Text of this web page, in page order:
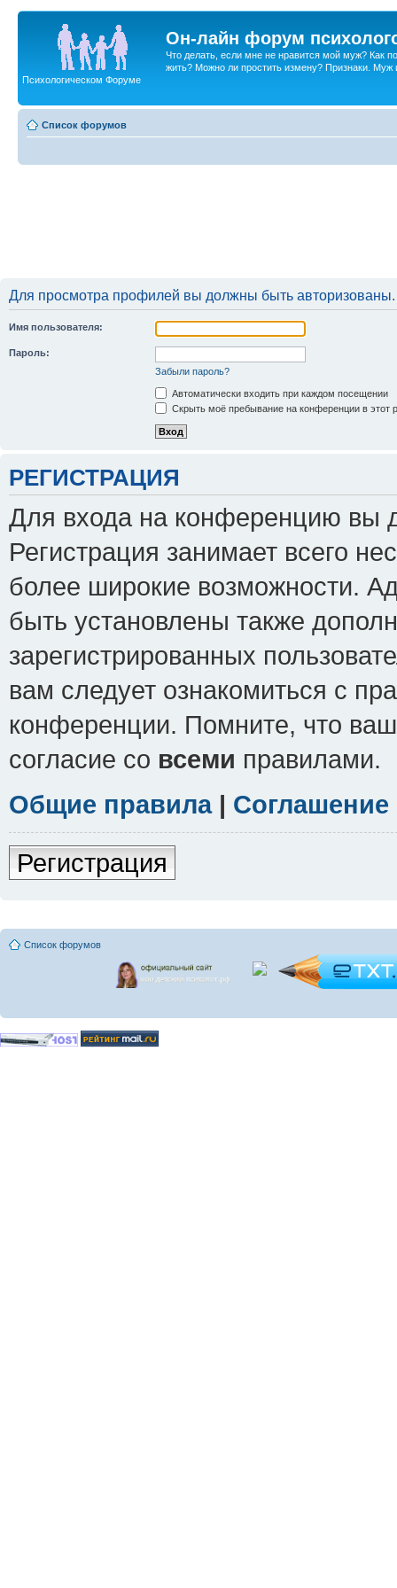
Он-лайн форум
Что делать, если мне не нравится мой муж? Как
жить? Можно ли простить измену? Признаки. Муж
Психологическом Форуме
Список форумов
Для просмотра профилей вы должны быть авторизованы.
Имя пользователя:
Пароль:
Забыли пароль?
Автоматически входить при каждом посещении
Скрыть моё пребывание на конференции в этот
РЕГИСТРАЦИЯ
Для входа на конференцию вы
Регистрация занимает всего
более широкие возможности.
быть установлены также
зарегистрированных
вам следует ознакомиться с
конференции. Помните, что
согласие со всеми правилами.
Общие правила|
Регистрация
Список форумов